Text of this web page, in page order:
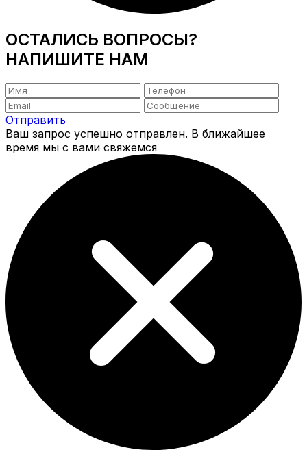
ОСТАЛИСЬ ВОПРОСЫ?
НАПИШИТЕ НАМ
Отправить
Ваш запрос успешно отправлен. В ближайшее
время мы с вами свяжемся